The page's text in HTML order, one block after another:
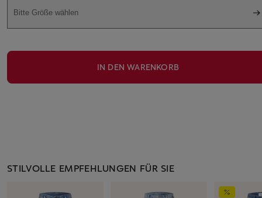
Bitte Größe wählen
IN DEN WARENKORB
STILVOLLE EMPFEHLUNGEN FÜR SIE